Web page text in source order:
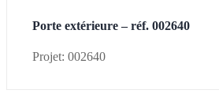
Porte extérieure – réf. 002640
Projet: 002640